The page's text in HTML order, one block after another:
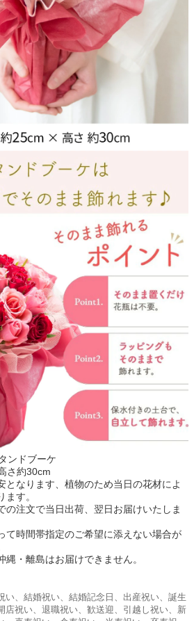
ンドブーケ
さ約30cm
となります、植物のため当日の花材によ
ます。
の注文で当日出荷、翌日お届けいたしま
て時間帯指定のご希望に添えない場合が
縄・離島はお届けできません。
い、結婚祝い、結婚記念日、出産祝い、誕生
店祝い、退職祝い、歓送迎、引越し祝い、新